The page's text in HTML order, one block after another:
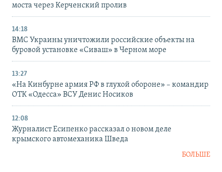
моста через Керченский пролив
14:18
ВМС Украины уничтожили российские объекты на
буровой установке «Сиваш» в Черном море
13:27
«На Кинбурне армия РФ в глухой обороне» – командир
ОТК «Одесса» ВСУ Денис Носиков
12:08
Журналист Есипенко рассказал о новом деле
крымского автомеханика Шведа
БОЛЬШЕ